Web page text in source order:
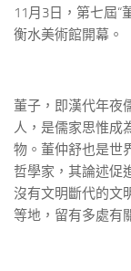
11月3日，第七屆“
衡水美術館開幕
董子，即漢代年夜
人，是儒家思惟成
物。董仲舒也是世
哲學家，其論述促
沒有文明斷代的文
等地，留有多處有